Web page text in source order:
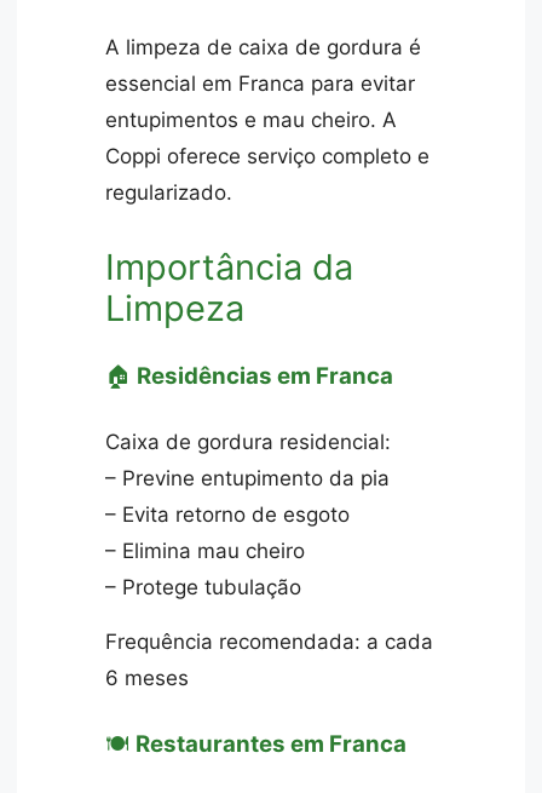
A limpeza de caixa de gordura é
essencial em Franca para evitar
entupimentos e mau cheiro. A
Coppi oferece serviço completo e
regularizado.
Importância da
Limpeza
🏠 Residências em Franca
Caixa de gordura residencial:
– Previne entupimento da pia
– Evita retorno de esgoto
– Elimina mau cheiro
– Protege tubulação
Frequência recomendada: a cada
6 meses
🍽️ Restaurantes em Franca